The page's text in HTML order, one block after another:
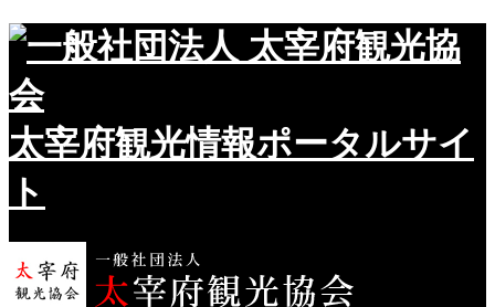
太宰府観光情報ポータルサイ
ト